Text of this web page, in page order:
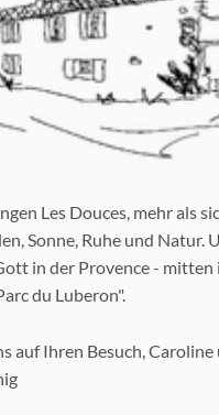
Les Douces, mehr als
Sonne, Ruhe und Natur.
in der Provence - mitten
du Luberon".
auf Ihren Besuch, Caroline